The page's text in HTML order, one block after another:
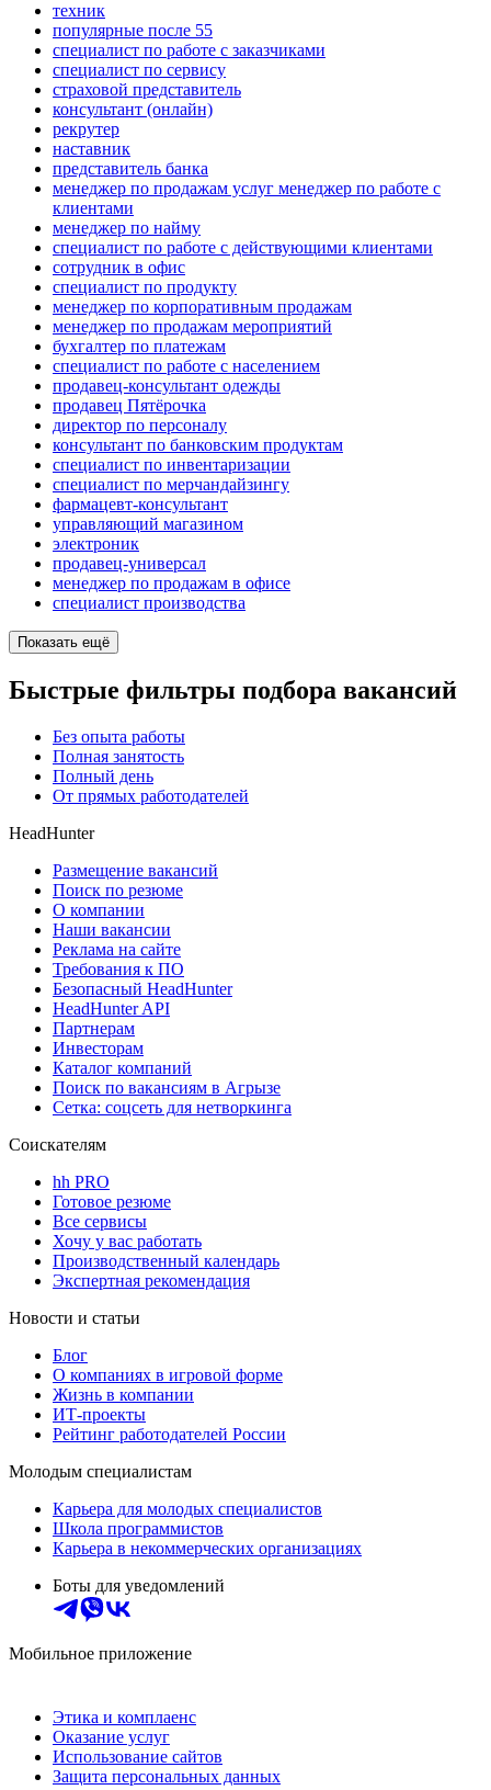
техник
популярные после 55
специалист по работе с заказчиками
специалист по сервису
страховой представитель
консультант (онлайн)
рекрутер
наставник
представитель банка
менеджер по продажам услуг менеджер по работе с
клиентами
менеджер по найму
специалист по работе с действующими клиентами
сотрудник в офис
специалист по продукту
менеджер по корпоративным продажам
менеджер по продажам мероприятий
бухгалтер по платежам
специалист по работе с населением
продавец-консультант одежды
продавец Пятёрочка
директор по персоналу
консультант по банковским продуктам
специалист по инвентаризации
специалист по мерчандайзингу
фармацевт-консультант
управляющий магазином
электроник
продавец-универсал
менеджер по продажам в офисе
специалист производства
Показать ещё
Быстрые фильтры подбора вакансий
Без опыта работы
Полная занятость
Полный день
От прямых работодателей
HeadHunter
Размещение вакансий
Поиск по резюме
О компании
Наши вакансии
Реклама на сайте
Требования к ПО
Безопасный HeadHunter
HeadHunter API
Партнерам
Инвесторам
Каталог компаний
Поиск по вакансиям в Агрызе
Сетка: соцсеть для нетворкинга
Соискателям
hh PRO
Готовое резюме
Все сервисы
Хочу у вас работать
Производственный календарь
Экспертная рекомендация
Новости и статьи
Блог
О компаниях в игровой форме
Жизнь в компании
ИТ-проекты
Рейтинг работодателей России
Молодым специалистам
Карьера для молодых специалистов
Школа программистов
Карьера в некоммерческих организациях
Боты для уведомлений
Мобильное приложение
Этика и комплаенс
Оказание услуг
Использование сайтов
Защита персональных данных